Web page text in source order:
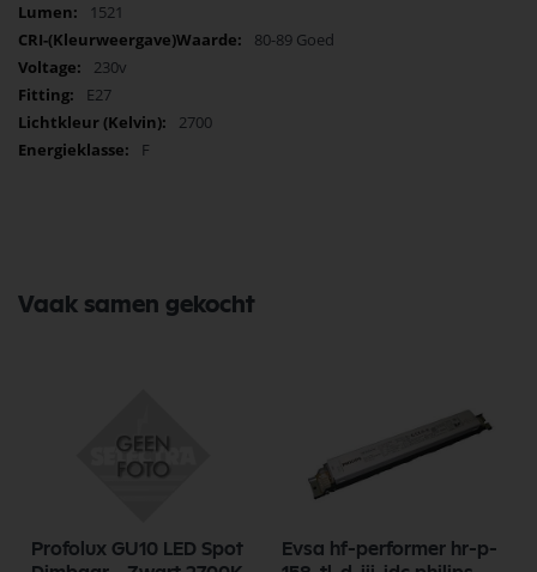
1521
80-89 Goed
230v
E27
2700
F
Vaak samen gekocht
Profolux GU10 LED Spot
Evsa hf-performer hr-p-